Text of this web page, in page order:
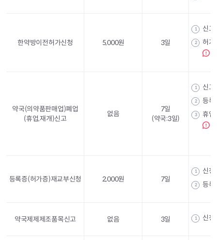
한약방이전허가신청 5,000원 3일
1 신고
2
허가
약국(의약품판매업)폐업
(휴업,재개)신고
없음
7일
(약국:3일)
1 신고
2 등록
3
휴업
등록증(허가증)재교부신청 2,000원 7일
1 신청
2 등록
약국제제제조품목신고 없음 3일 1 신청